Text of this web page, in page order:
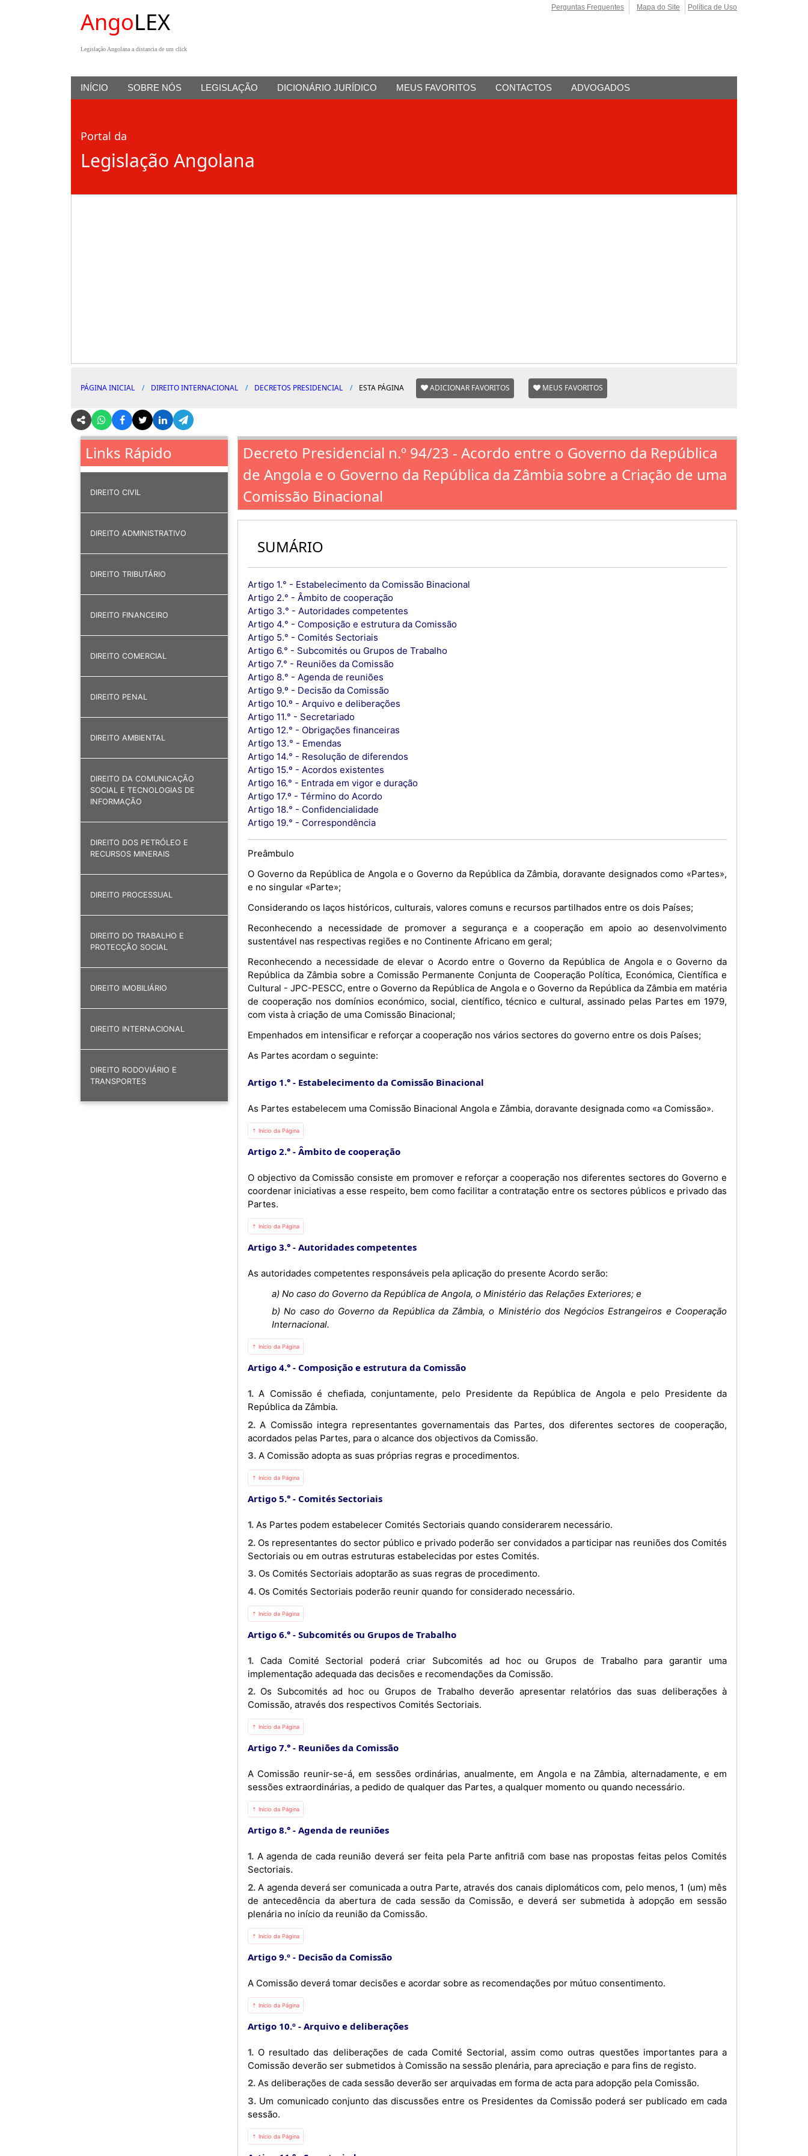
AngoLEX
Legislação Angolana a distancia de um click
Perguntas Frequentes Mapa do Site Política de Uso
INÍCIO SOBRE NÓS LEGISLAÇÃO DICIONÁRIO JURÍDICO MEUS FAVORITOS CONTACTOS ADVOGADOS
Portal da
Legislação Angolana
PÁGINA INICIAL DIREITO INTERNACIONAL DECRETOS PRESIDENCIAL ESTA PÁGINA ADICIONAR FAVORITOS MEUS FAVORITOS
Links Rápido
DIREITO CIVIL
DIREITO ADMINISTRATIVO
DIREITO TRIBUTÁRIO
DIREITO FINANCEIRO
DIREITO COMERCIAL
DIREITO PENAL
DIREITO AMBIENTAL
DIREITO DA COMUNICAÇÃO
SOCIAL E TECNOLOGIAS DE
INFORMAÇÃO
DIREITO DOS PETRÓLEO E
RECURSOS MINERAIS
DIREITO PROCESSUAL
DIREITO DO TRABALHO E
PROTECÇÃO SOCIAL
DIREITO IMOBILIÁRIO
DIREITO INTERNACIONAL
DIREITO RODOVIÁRIO E
TRANSPORTES
Decreto Presidencial n.º 94/23 - Acordo entre o Governo da República
de Angola e o Governo da República da Zâmbia sobre a Criação de uma
Comissão Binacional
SUMÁRIO
Artigo 1.° - Estabelecimento da Comissão Binacional
Artigo 2.° - Âmbito de cooperação
Artigo 3.° - Autoridades competentes
Artigo 4.° - Composição e estrutura da Comissão
Artigo 5.° - Comités Sectoriais
Artigo 6.° - Subcomités ou Grupos de Trabalho
Artigo 7.° - Reuniões da Comissão
Artigo 8.° - Agenda de reuniões
Artigo 9.º - Decisão da Comissão
Artigo 10.º - Arquivo e deliberações
Artigo 11.° - Secretariado
Artigo 12.° - Obrigações financeiras
Artigo 13.° - Emendas
Artigo 14.° - Resolução de diferendos
Artigo 15.º - Acordos existentes
Artigo 16.° - Entrada em vigor e duração
Artigo 17.º - Término do Acordo
Artigo 18.° - Confidencialidade
Artigo 19.° - Correspondência
Preâmbulo
O Governo da República de Angola e o Governo da República da Zâmbia, doravante designados como «Partes»,
e no singular «Parte»;
Considerando os laços históricos, culturais, valores comuns e recursos partilhados entre os dois Países;
Reconhecendo a necessidade de promover a segurança e a cooperação em apoio ao desenvolvimento
sustentável nas respectivas regiões e no Continente Africano em geral;
Reconhecendo a necessidade de elevar o Acordo entre o Governo da República de Angola e o Governo da
República da Zâmbia sobre a Comissão Permanente Conjunta de Cooperação Política, Económica, Científica e
Cultural - JPC-PESCC, entre o Governo da República de Angola e o Governo da República da Zâmbia em matéria
de cooperação nos domínios económico, social, científico, técnico e cultural, assinado pelas Partes em 1979,
com vista à criação de uma Comissão Binacional;
Empenhados em intensificar e reforçar a cooperação nos vários sectores do governo entre os dois Países;
As Partes acordam o seguinte:
Artigo 1.° Estabelecimento da Comissão Binacional
As Partes estabelecem uma Comissão Binacional Angola e Zâmbia, doravante designada como «a Comissão».
⇡ Início da Página
Artigo 2.° Âmbito de cooperação
O objectivo da Comissão consiste em promover e reforçar a cooperação nos diferentes sectores do Governo e
coordenar iniciativas a esse respeito, bem como facilitar a contratação entre os sectores públicos e privado das
Partes.
⇡ Início da Página
Artigo 3.° Autoridades competentes
As autoridades competentes responsáveis pela aplicação do presente Acordo serão:
a) No caso do Governo da República de Angola, o Ministério das Relações Exteriores; e
b) No caso do Governo da República da Zâmbia, o Ministério dos Negócios Estrangeiros e Cooperação
Internacional.
⇡ Início da Página
Artigo 4.° Composição e estrutura da Comissão
1. A Comissão é chefiada, conjuntamente, pelo Presidente da República de Angola e pelo Presidente da
República da Zâmbia.
2. A Comissão integra representantes governamentais das Partes, dos diferentes sectores de cooperação,
acordados pelas Partes, para o alcance dos objectivos da Comissão.
3. A Comissão adopta as suas próprias regras e procedimentos.
⇡ Início da Página
Artigo 5.° Comités Sectoriais
1. As Partes podem estabelecer Comités Sectoriais quando considerarem necessário.
2. Os representantes do sector público e privado poderão ser convidados a participar nas reuniões dos Comités
Sectoriais ou em outras estruturas estabelecidas por estes Comités.
3. Os Comités Sectoriais adoptarão as suas regras de procedimento.
4. Os Comités Sectoriais poderão reunir quando for considerado necessário.
⇡ Início da Página
Artigo 6.° Subcomités ou Grupos de Trabalho
1. Cada Comité Sectorial poderá criar Subcomités ad hoc ou Grupos de Trabalho para garantir uma
implementação adequada das decisões e recomendações da Comissão.
2. Os Subcomités ad hoc ou Grupos de Trabalho deverão apresentar relatórios das suas deliberações à
Comissão, através dos respectivos Comités Sectoriais.
⇡ Início da Página
Artigo 7.° Reuniões da Comissão
A Comissão reunir-se-á, em sessões ordinárias, anualmente, em Angola e na Zâmbia, alternadamente, e em
sessões extraordinárias, a pedido de qualquer das Partes, a qualquer momento ou quando necessário.
⇡ Início da Página
Artigo 8.° Agenda de reuniões
1. A agenda de cada reunião deverá ser feita pela Parte anfitriã com base nas propostas feitas pelos Comités
Sectoriais.
2. A agenda deverá ser comunicada a outra Parte, através dos canais diplomáticos com, pelo menos, 1 (um) mês
de antecedência da abertura de cada sessão da Comissão, e deverá ser submetida à adopção em sessão
plenária no início da reunião da Comissão.
⇡ Início da Página
Artigo 9.º Decisão da Comissão
A Comissão deverá tomar decisões e acordar sobre as recomendações por mútuo consentimento.
⇡ Início da Página
Artigo 10.º Arquivo e deliberações
1. O resultado das deliberações de cada Comité Sectorial, assim como outras questões importantes para a
Comissão deverão ser submetidos à Comissão na sessão plenária, para apreciação e para fins de registo.
2. As deliberações de cada sessão deverão ser arquivadas em forma de acta para adopção pela Comissão.
3. Um comunicado conjunto das discussões entre os Presidentes da Comissão poderá ser publicado em cada
sessão.
⇡ Início da Página